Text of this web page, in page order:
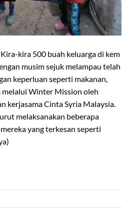
kira 500 buah keluarga di kem
musim sejuk melampau telah
keperluan seperti makanan,
melalui Winter Mission oleh
kerjasama Cinta Syria Malaysia.
melaksanakan beberapa
yang terkesan seperti